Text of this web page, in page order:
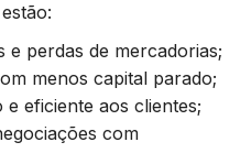
e perdas de mercadorias;
menos capital parado;
eficiente aos clientes;
com